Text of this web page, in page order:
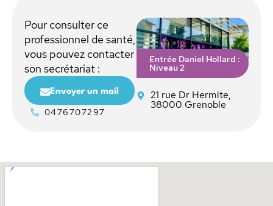
Pour consulter ce
professionnel de santé,
vous pouvez contacter
son secrétariat :
Envoyer un mail
0476707297
Entrée Daniel Hollard :
Niveau 2
21 rue Dr Hermite,
38000 Grenoble